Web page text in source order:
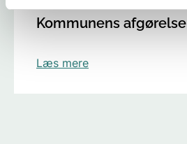
Kommunens afgørelse
Læs mere